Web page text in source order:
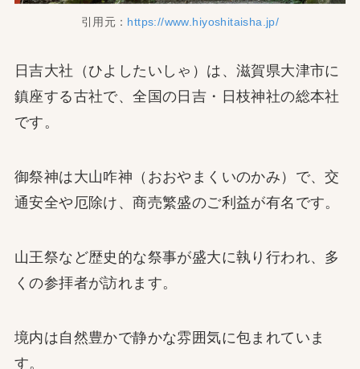
引用元： https://www.hiyoshitaisha.jp/
日吉大社（ひよしたいしゃ）は、滋賀県大津市に
鎮座する古社で、全国の日吉・日枝神社の総本社
です。
御祭神は大山咋神（おおやまくいのかみ）で、交
通安全や厄除け、商売繁盛のご利益が有名です。
山王祭など歴史的な祭事が盛大に執り行われ、多
くの参拝者が訪れます。
境内は自然豊かで静かな雰囲気に包まれていま
す。